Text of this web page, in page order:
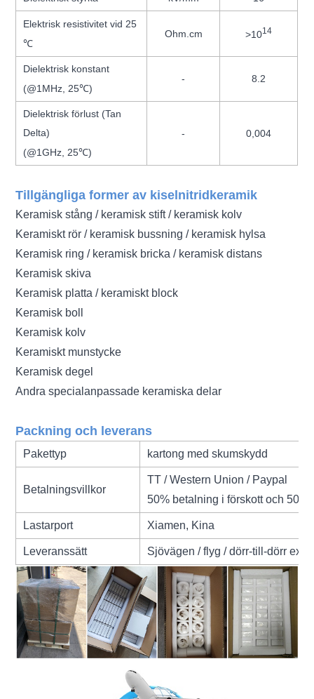
Elektrisk resistivitet vid 25
℃
Ohm.cm >1014
Dielektrisk konstant
(@1MHz, 25℃)
- 8.2
Dielektrisk förlust (Tan
Delta)
(@1GHz, 25℃)
- 0,004
Tillgängliga former av kiselnitridkeramik
Keramisk stång / keramisk stift / keramisk kolv
Keramiskt rör / keramisk bussning / keramisk hylsa
Keramisk ring / keramisk bricka / keramisk distans
Keramisk skiva
Keramisk platta / keramiskt block
Keramisk boll
Keramisk kolv
Keramiskt munstycke
Keramisk degel
Andra specialanpassade keramiska delar
Packning och leverans
Pakettyp kartong med skumskydd
Betalningsvillkor
TT / Western Union / Paypal
50% betalning i förskott och 50%
Lastarport Xiamen, Kina
Leveranssätt Sjövägen / flyg / dörr-till-dörr